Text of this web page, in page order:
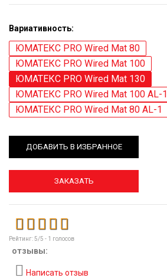
Вариативность:
ЮМАТЕКС PRO Wired Mat 80
ЮМАТЕКС PRO Wired Mat 100
ЮМАТЕКС PRO Wired Mat 130
ЮМАТЕКС PRO Wired Mat 100 AL-1
ЮМАТЕКС PRO Wired Mat 80 AL-1
ДОБАВИТЬ В ИЗБРАННОЕ
ЗАКАЗАТЬ
Рейтинг:5/5 - 1 голосов
отзывы:
Написать отзыв